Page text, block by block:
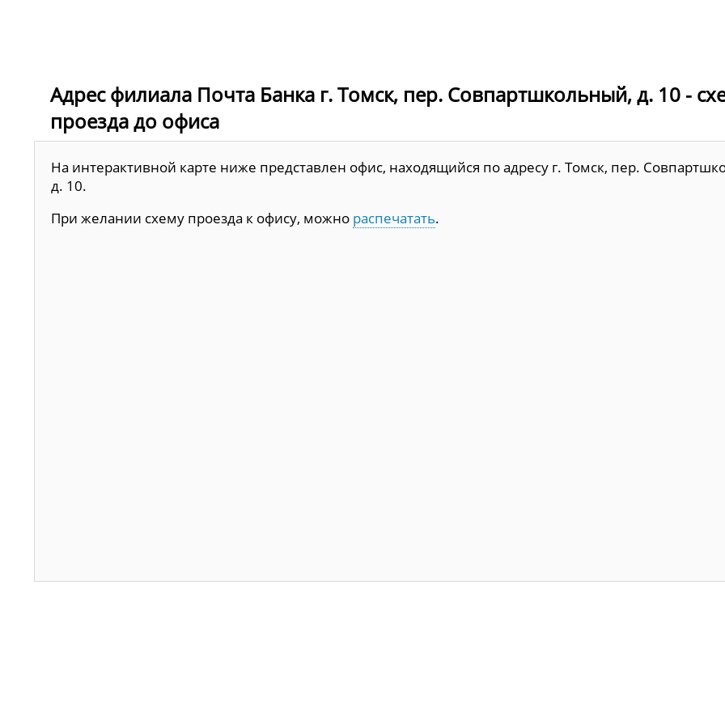
Адрес филиала Почта Банка г. Томск, пер. Совпартшкольный, д. 10 -
проезда до офиса
На интерактивной карте ниже представлен офис, находящийся по адресу г. Томск, пер.
д. 10.
При желании схему проезда к офису, можно распечатать.